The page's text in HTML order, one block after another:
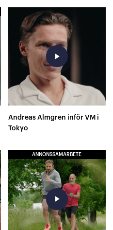
play_arrow
Andreas Almgren inför VM i
Tokyo
ANNONSSAMARBETE
play_arrow